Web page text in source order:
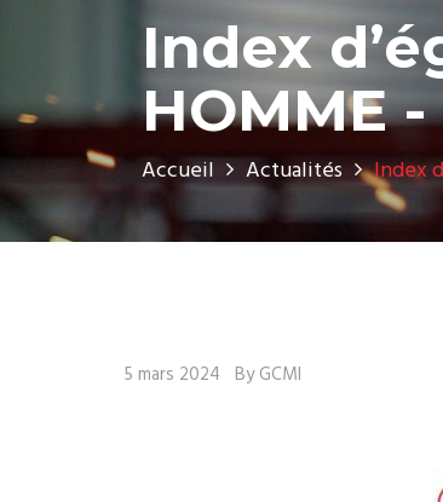
Index
HOMME -
Accueil Actualités Index
5 mars 2024 By GCMI